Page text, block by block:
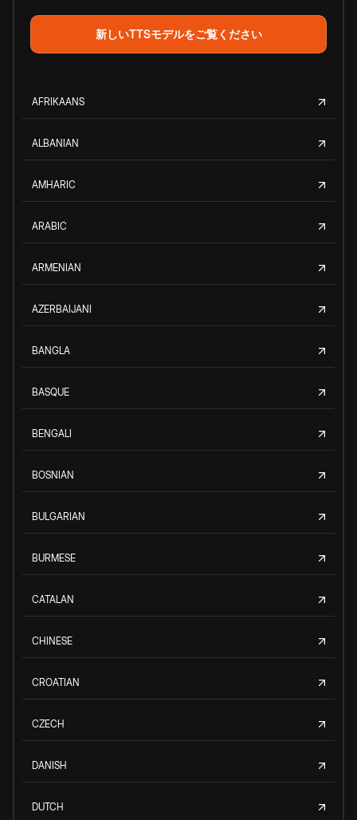
新しいTTSモデルをご覧ください
AFRIKAANS
ALBANIAN
AMHARIC
ARABIC
ARMENIAN
AZERBAIJANI
BANGLA
BASQUE
BENGALI
BOSNIAN
BULGARIAN
BURMESE
CATALAN
CHINESE
CROATIAN
CZECH
DANISH
DUTCH